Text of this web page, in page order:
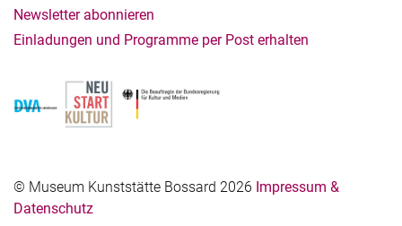
Newsletter abonnieren
Einladungen und Programme per Post erhalten
© Museum Kunststätte Bossard 2026 Impressum &
Datenschutz